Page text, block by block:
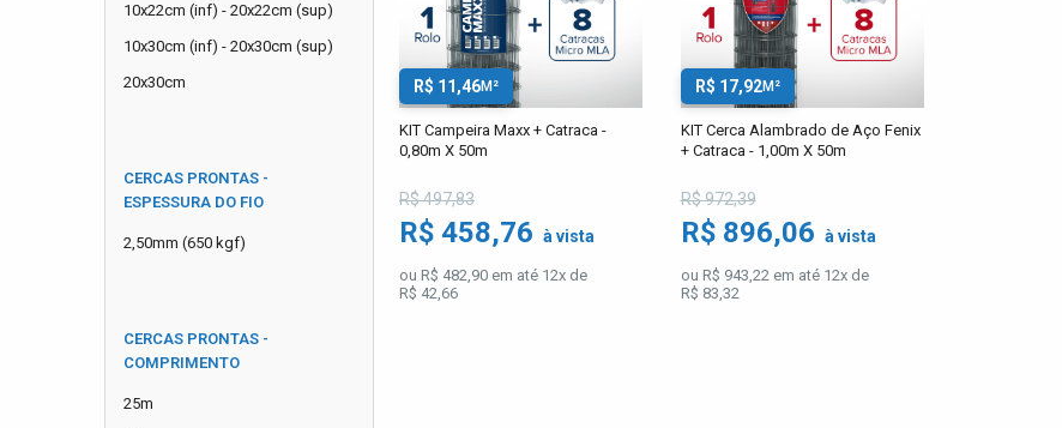
10x22cm (inf) - 20x22cm (sup)
10x30cm (inf) - 20x30cm (sup)
20x30cm
CERCAS PRONTAS -
ESPESSURA DO FIO
2,50mm (650 kgf)
CERCAS PRONTAS -
COMPRIMENTO
25m
R$ 11,46M²
KIT Campeira Maxx + Catraca -
0,80m X 50m
R$ 497,83
R$ 458,76 à vista
ou R$ 482,90 em até 12x de
R$ 42,66
R$ 17,92M²
KIT Cerca Alambrado de Aço Fenix
+ Catraca - 1,00m X 50m
R$ 972,39
R$ 896,06 à vista
ou R$ 943,22 em até 12x de
R$ 83,32